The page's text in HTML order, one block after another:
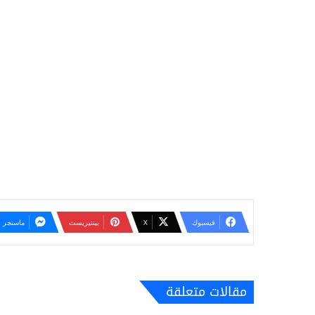
فيسبوك ‫X بينتيريست ماسنجر
مقالات متعلقة